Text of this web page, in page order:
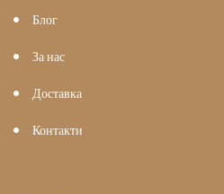
Блог
За нас
Доставка
Контакти